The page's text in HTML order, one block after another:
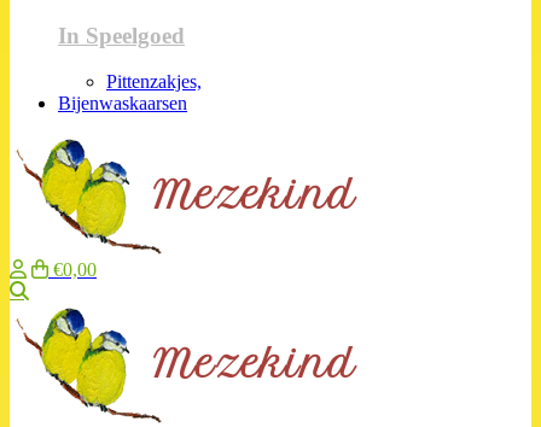
In Speelgoed
Pittenzakjes,
Bijenwaskaarsen
€0,00